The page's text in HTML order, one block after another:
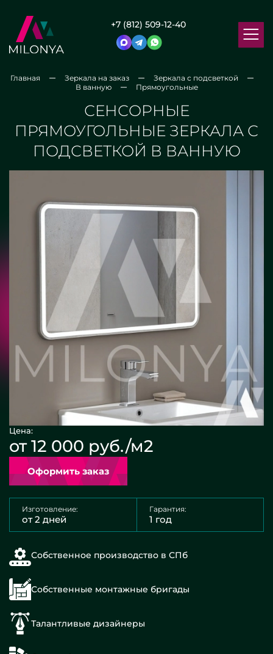
+7 (812) 509-12-40
Главная Зеркала на заказ
Зеркала с подсветкой
В ванную
Прямоугольные
СЕНСОРНЫЕ
ПРЯМОУГОЛЬНЫЕ ЗЕРКАЛА С
ПОДСВЕТКОЙ В ВАННУЮ
Цена:
от 12 000 руб./м2
Оформить заказ
Изготовление:
от 2 дней
Гарантия:
1 год
Собственное производство в СПб
Собственные монтажные бригады
Талантливые дизайнеры